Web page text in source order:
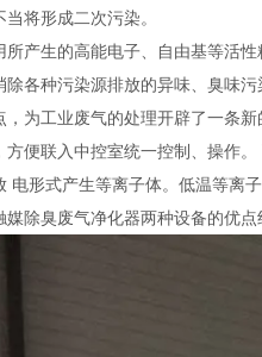
将形成二次污染。
所产生的高能电子、自由基等活
各种污染源排放的异味、臭味
为工业废气的处理开辟了一条
便联入中控室统一控制、操作
电形式产生等离子体。低温等离
除臭废气净化器两种设备的优点